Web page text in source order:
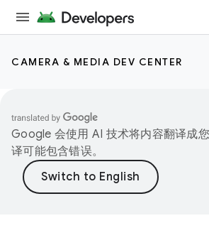
CAMERA & MEDIA DEV CENTER
Google 会使用 AI 技术将内容翻译成
译可能包含错误。